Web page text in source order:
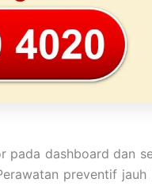
pada dashboard dan
preventif jauh